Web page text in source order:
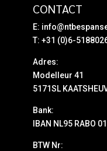
CONTACT
E:
T: +31 (0)6-
Adres:
Modelleur 41
5171SL
Bank:
IBAN NL95 RABO
BTW Nr: